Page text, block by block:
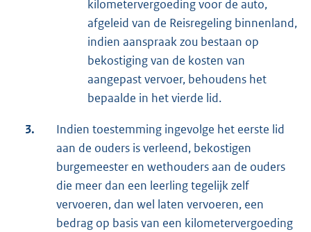
kilometervergoeding voor de auto,
afgeleid van de Reisregeling binnenland,
indien aanspraak zou bestaan op
bekostiging van de kosten van
aangepast vervoer, behoudens het
bepaalde in het vierde lid.
3.
Indien toestemming ingevolge het eerste lid
aan de ouders is verleend, bekostigen
burgemeester en wethouders aan de ouders
die meer dan een leerling tegelijk zelf
vervoeren, dan wel laten vervoeren, een
bedrag op basis van een kilometervergoeding